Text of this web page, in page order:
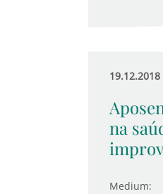
19.12.2018
na
Medium: